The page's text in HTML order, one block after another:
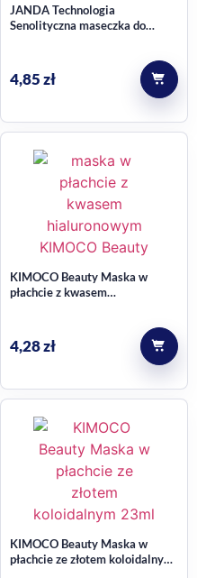
JANDA Technologia
Senolityczna maseczka do
4,85zł
KIMOCO Beauty Maska w
płachcie z kwasem
4,28zł
KIMOCO Beauty Maska w
płachcie ze złotem koloidalnym,